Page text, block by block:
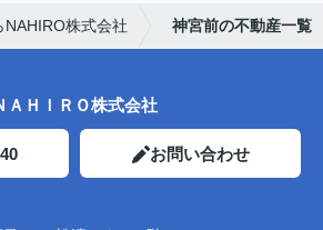
株式会社 神宮前の不動産一覧
ＡＨＩＲＯ株式会社
お問い合わせ